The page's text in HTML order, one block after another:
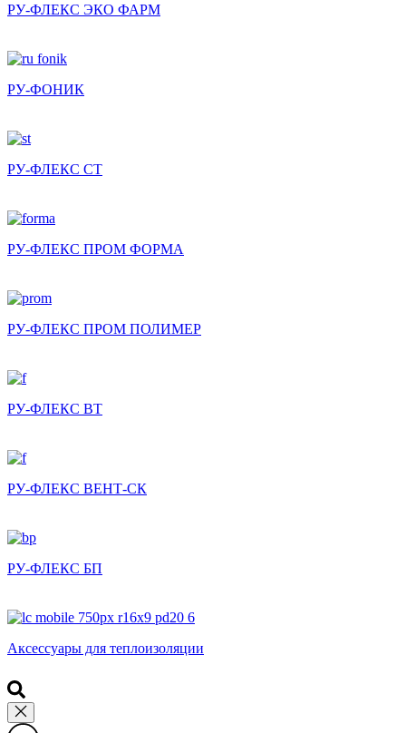
РУ-ФЛЕКС ЭКО ФАРМ
РУ-ФОНИК
РУ-ФЛЕКС СТ
РУ-ФЛЕКС ПРОМ ФОРМА
РУ-ФЛЕКС ПРОМ ПОЛИМЕР
РУ-ФЛЕКС ВТ
РУ-ФЛЕКС ВЕНТ-СК
РУ-ФЛЕКС БП
Аксессуары для теплоизоляции